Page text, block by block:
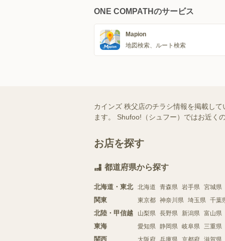
ONE COMPATHのサービス
Mapion
地図検索、ルート検索
カインズ 秩父店のチラシ情報を掲載し
ます。 Shufoo!（シュフー）ではお近く
お店を探す
都道府県から探す
北海道・東北 北海道 青森県 岩手県 宮城県
関東 東京都 神奈川県 埼玉県 千葉
北陸・甲信越 山梨県 長野県 新潟県 富山県
東海 愛知県 静岡県 岐阜県 三重県
関西 大阪府 兵庫県 京都府 滋賀県